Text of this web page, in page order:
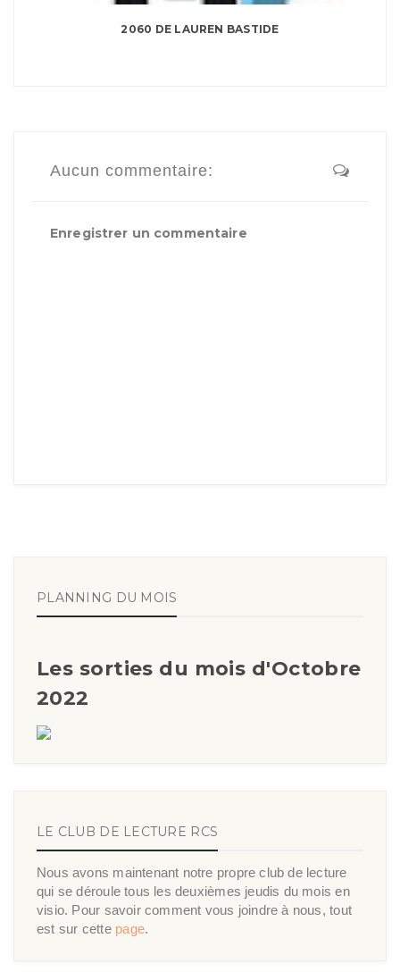
2060 DE LAUREN BASTIDE
Aucun commentaire:
Enregistrer un commentaire
PLANNING DU MOIS
Les sorties du mois d'Octobre
2022
LE CLUB DE LECTURE RCS
Nous avons maintenant notre propre club de lecture
qui se déroule tous les deuxièmes jeudis du mois en
visio. Pour savoir comment vous joindre à nous, tout
est sur cette page.